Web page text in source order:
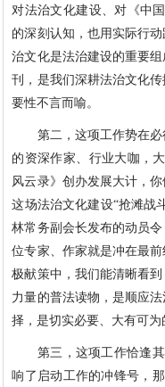
对法治文化建设、对《中
的深刻认知，也用实际行
治文化是法治建设的重要
刊，是我们深耕法治文化
要性不言而喻。
第二，这项工作势在必
的资深作家、行业大咖，
风云录》创办发展大计，
这场法治文化建设“抢滩战
林常务副会长发布的动员
位专家、作家就是冲在最
极献策中，我们能清晰看
力量的普法读物，是顺应
择，是切实必要、大有可为
第三，这项工作恰逢其
响了启动工作的冲锋号，